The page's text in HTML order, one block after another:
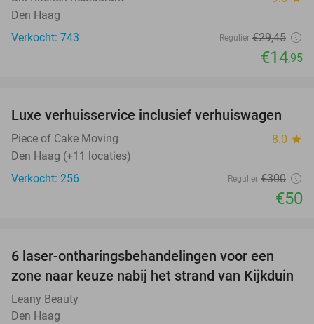
Den Haag
Verkocht: 743
Regulier €29,45
€14,95
83%
Luxe verhuisservice inclusief verhuiswagen
Piece of Cake Moving 8.0 star
Den Haag (+11 locaties)
Verkocht: 256
Regulier €300
€50
68%
6 laser-ontharingsbehandelingen voor een
zone naar keuze nabij het strand van Kijkduin
Leany Beauty
Den Haag